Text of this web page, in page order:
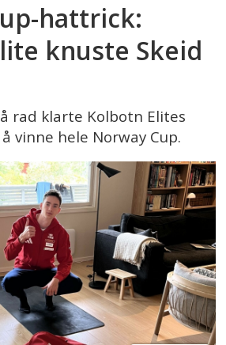
hattrick:
knuste Skeid
rad klarte Kolbotn Elites
vinne hele Norway Cup.